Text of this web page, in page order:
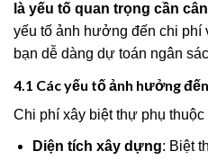
là yếu tố quan trọng cần
yếu tố ảnh hưởng đến chi phí
bạn dễ dàng dự toán ngân
4.1 Các yếu tố ảnh hưởng
Chi phí xây biệt thự phụ
Diện tích xây dựng: Biệt